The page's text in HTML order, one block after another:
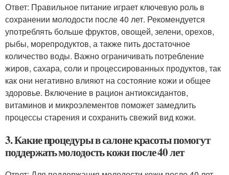
Ответ: Правильное питание играет ключевую роль в
сохранении молодости после 40 лет. Рекомендуется
употреблять больше фруктов, овощей, зелени, орехов,
рыбы, морепродуктов, а также пить достаточное
количество воды. Важно ограничивать потребление
жиров, сахара, соли и процессированных продуктов, так
как они негативно влияют на состояние кожи и общее
здоровье. Включение в рацион антиоксидантов,
витаминов и микроэлементов поможет замедлить
процессы старения и сохранить свежий вид кожи.
3. Какие процедуры в салоне красоты помогут
поддержать молодость кожи после 40 лет